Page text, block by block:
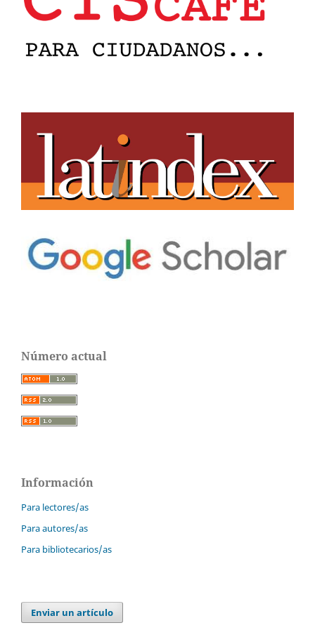
Número actual
Información
Para lectores/as
Para autores/as
Para bibliotecarios/as
Enviar un artículo